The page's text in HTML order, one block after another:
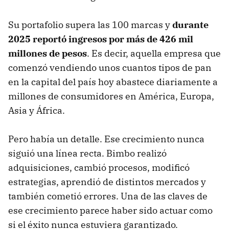
Su portafolio supera las 100 marcas ydurante
2025 reportó ingresos por más de 426 mil
millones de pesos. Es decir, aquella empresa que
comenzó vendiendo unos cuantos tipos de pan
en la capital del país hoy abastece diariamente a
millones de consumidores en América, Europa,
Asia y África.
Pero había un detalle. Ese crecimiento nunca
siguió una línea recta. Bimbo realizó
adquisiciones, cambió procesos, modificó
estrategias, aprendió de distintos mercados y
también cometió errores. Una de las claves de
ese crecimiento parece haber sido actuar como
si el éxito nunca estuviera garantizado.